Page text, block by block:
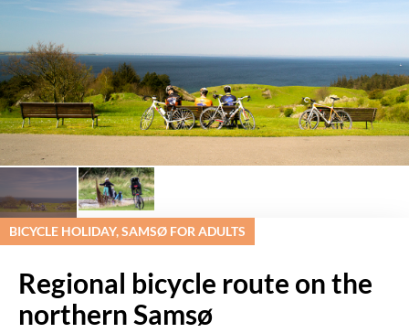
BICYCLE HOLIDAY, SAMSØ FOR ADULTS
Regional bicycle route on the
northern Samsø